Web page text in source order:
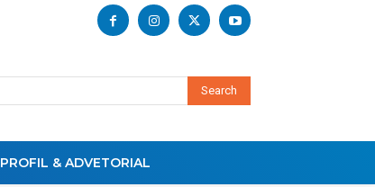
Search
PROFIL & ADVETORIAL